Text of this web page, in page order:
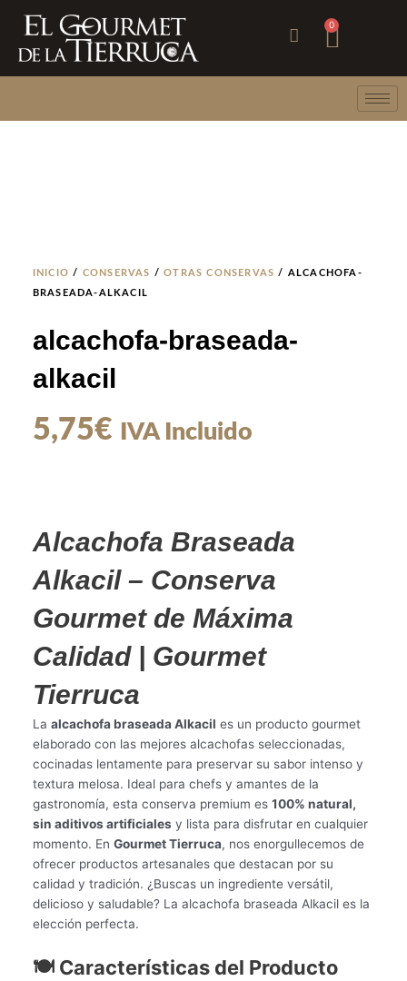
contenido
0
INICIO / CONSERVAS /OTRAS CONSERVAS / ALCACHOFA-
BRASEADA-ALKACIL
alcachofa-braseada-
alkacil
5,75€ IVA Incluido
Alcachofa Braseada
Alkacil – Conserva
Gourmet de Máxima
Calidad | Gourmet
Tierruca
La alcachofa braseada Alkacil es un producto gourmet
elaborado con las mejores alcachofas seleccionadas,
cocinadas lentamente para preservar su sabor intenso y
textura melosa. Ideal para chefs y amantes de la
gastronomía, esta conserva premium es 100% natural,
sin aditivos artificialesy lista para disfrutar en cualquier
momento. En Gourmet Tierruca, nos enorgullecemos de
ofrecer productos artesanales que destacan por su
calidad y tradición. ¿Buscas un ingrediente versátil,
delicioso y saludable? La alcachofa braseada Alkacil es la
elección perfecta.
🍽️ Características del Producto